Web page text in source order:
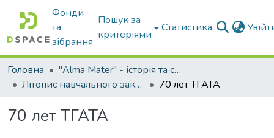
Фонди
та
зібрання
Пошук за
критеріями
Статистика
Головна
"Alma Mater" - історія та сьогодення Університету
Літопис навчального закладу: МІМСГ-ТДАТА-ТДАТУ
70 лет ТГАТА
70 лет ТГАТА